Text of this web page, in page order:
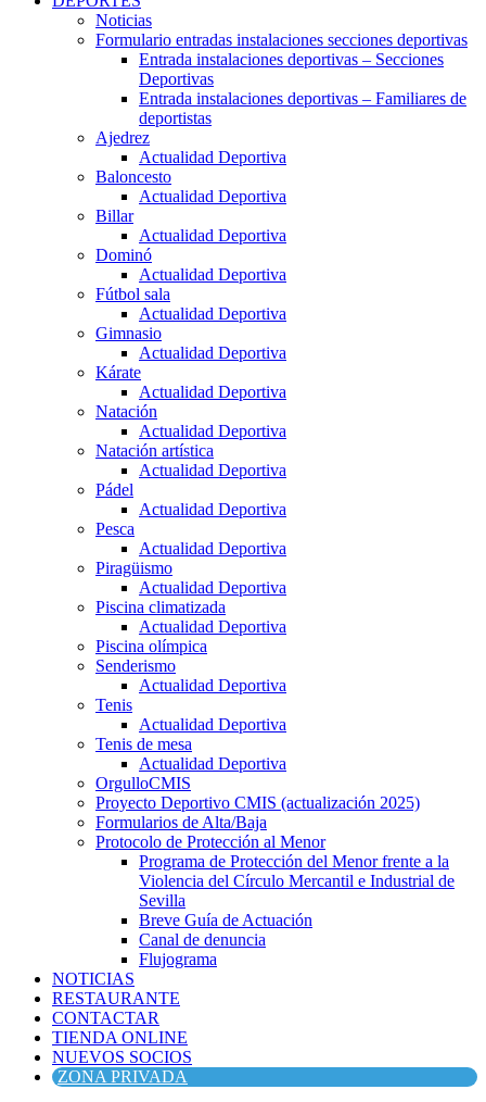
Noticias
Formulario entradas instalaciones secciones deportivas
Entrada instalaciones deportivas – Secciones
Deportivas
Entrada instalaciones deportivas – Familiares de
deportistas
Ajedrez
Actualidad Deportiva
Baloncesto
Actualidad Deportiva
Billar
Actualidad Deportiva
Dominó
Actualidad Deportiva
Fútbol sala
Actualidad Deportiva
Gimnasio
Actualidad Deportiva
Kárate
Actualidad Deportiva
Natación
Actualidad Deportiva
Natación artística
Actualidad Deportiva
Pádel
Actualidad Deportiva
Pesca
Actualidad Deportiva
Piragüismo
Actualidad Deportiva
Piscina climatizada
Actualidad Deportiva
Piscina olímpica
Senderismo
Actualidad Deportiva
Tenis
Actualidad Deportiva
Tenis de mesa
Actualidad Deportiva
OrgulloCMIS
Proyecto Deportivo CMIS (actualización 2025)
Formularios de Alta/Baja
Protocolo de Protección al Menor
Programa de Protección del Menor frente a la
Violencia del Círculo Mercantil e Industrial de
Sevilla
Breve Guía de Actuación
Canal de denuncia
Flujograma
NOTICIAS
RESTAURANTE
CONTACTAR
TIENDA ONLINE
NUEVOS SOCIOS
ZONA PRIVADA